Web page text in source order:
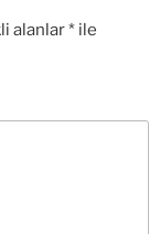
alanlar* ile